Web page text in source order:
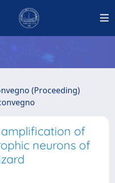
(Proceeding)
of
neurons of